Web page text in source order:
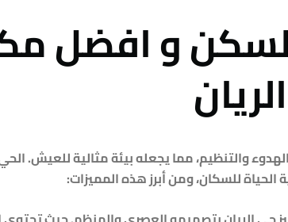
و افضل
والتنظيم، مما يجعله بيئة مثالية للعيش.
للسكان، ومن أبرز هذه المميزات: